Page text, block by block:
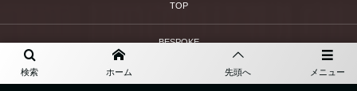
メニュー
検索 ホーム 先頭へ
TOP
BESPOKE